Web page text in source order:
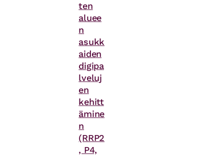
ten
aluee
n
asukk
aiden
digipa
lveluj
en
kehitt
ämine
n
(RRP2
, P4,